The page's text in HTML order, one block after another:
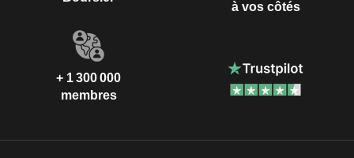
à vos côtés
+ 1 300 000
membres